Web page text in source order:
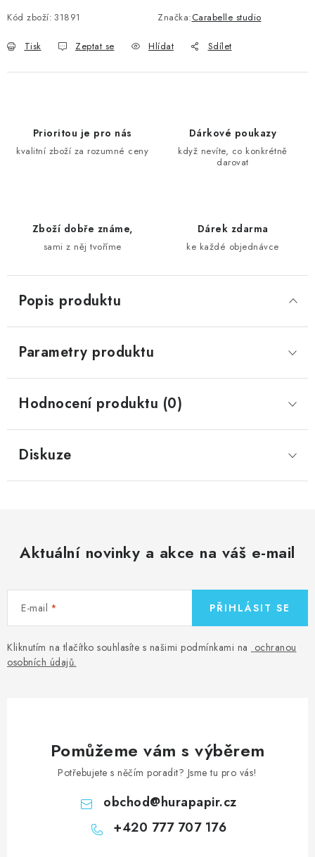
Kód zboží: 31891 Značka:Carabelle studio
Tisk Zeptat se Hlídat Sdílet
Prioritou je pro nás
kvalitní zboží za rozumné ceny
Dárkové poukazy
když nevíte, co konkrétně
darovat
Zboží dobře známe,
sami z něj tvoříme
Dárek zdarma
ke každé objednávce
Popis produktu
Parametry produktu
Hodnocení produktu (0)
Diskuze
Aktuální novinky a akce na váš e-mail
E-mail
Kliknutím na tlačítko souhlasíte s našimi podmínkami na ochranou
osobních údajů.
PŘIHLÁSIT SE
Pomůžeme vám s výběrem
Potřebujete s něčím poradit? Jsme tu pro vás!
obchod@hurapapir.cz
+420 777 707 176